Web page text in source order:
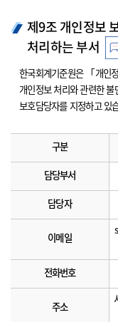
제9조 개인정보
처리하는 부서
한국회계기준원은 「개인
개인정보 처리와 관련한
보호담당자를 지정하고 있
구분
담당부서
담당자
이메일
전화번호
주소